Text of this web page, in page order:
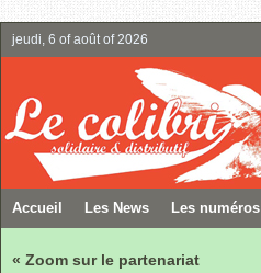
jeudi, 6 of août of 2026
Accueil Les News Les numéros
« Zoom sur le partenariat